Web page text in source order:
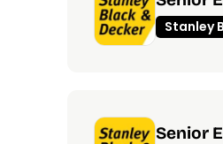
Stanley
Senior